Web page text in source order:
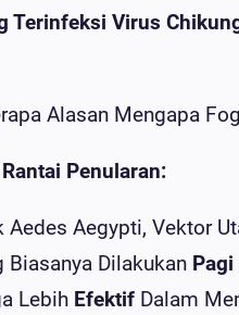
Terinfeksi Virus
Alasan Mengapa
Penularan:
Aedes Aegypti, Vektor
Biasanya Dilakukan Pagi
Lebih Efektif Dalam